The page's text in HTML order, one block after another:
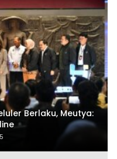
Berlaku, Meutya: